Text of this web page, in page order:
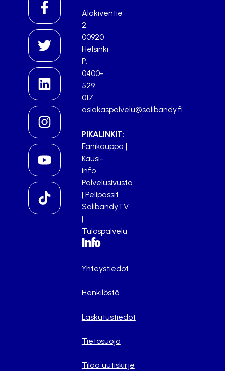
Alakiventie
2,
00920
Helsinki
P.
0400-
529
017
asiakaspalvelu@salibandy.fi
PIKALINKIT:
Fanikauppa |
Kausi-
info
Palvelusivusto
| Pelipassit
SalibandyTV
|
Tulospalvelu
Info
Yhteystiedot
Henkilöstö
Laskutustiedot
Tietosuoja
Tilaa uutiskirje